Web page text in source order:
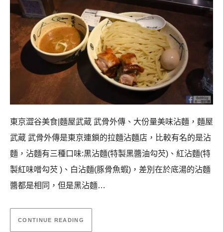
東京澀谷美食|麵屋武蔵 武骨外傳、大份量美味沾麵，麵屋
武蔵 武骨外傳是東京連鎖的拉麵沾麵店，比較有名的是沾
麵，沾麵有三種口味:黒沾麵(特製黑醬油勾芡)、紅沾麵(特
製紅味噌勾芡 )、白沾麵(豚骨魚蝦)，差別在於底湯的沾麵
醬都是相同，但是黑沾麵…
CONTINUE READING